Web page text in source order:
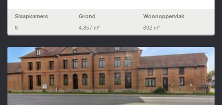
Slaapkamers
6
Grond
4.857 m²
Woonoppervlak
692 m²